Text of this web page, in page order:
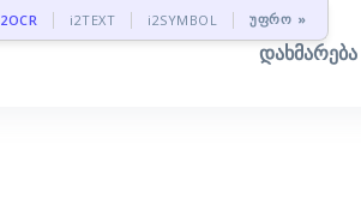
i2TEXT i2SYMBOL უფრო »
დახმარება